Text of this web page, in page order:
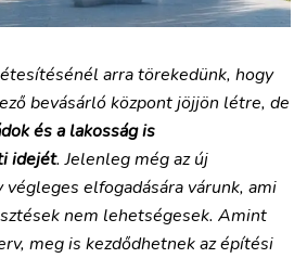
arra törekedünk, hogy
bevásárló központ jöjjön létre, de
és a lakosság is
idejét. Jelenleg még az új
elfogadására várunk, ami
nem lehetségesek. Amint
meg is kezdődhetnek az építési